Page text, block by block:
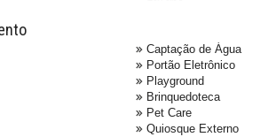
Captação de Água
Portão Eletrônico
Playground
Brinquedoteca
Pet Care
Quiosque Externo